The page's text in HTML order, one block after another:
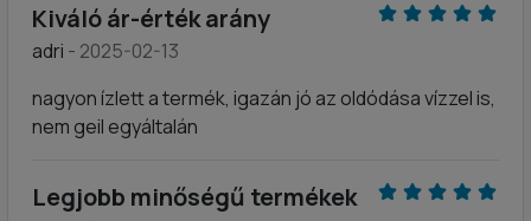
Kiváló ár-érték arány
adri - 2025-02-13
nagyon ízlett a termék, igazán jó az oldódása vízzel is,
nem geil egyáltalán
Legjobb minőségű termékek